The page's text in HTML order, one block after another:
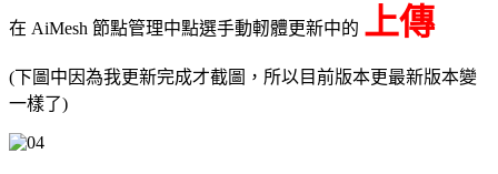
在 AiMesh 節點管理中點選手動軔體更新中的 上傳
(下圖中因為我更新完成才截圖，所以目前版本更最新版本變
一樣了)